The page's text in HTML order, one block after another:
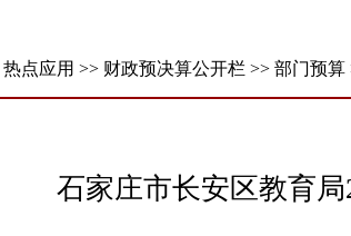
热点应用 >> 财政预决算公开栏 >> 部门预算
石家庄市长安区教育